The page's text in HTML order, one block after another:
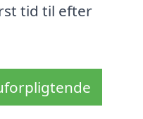
tid til efter